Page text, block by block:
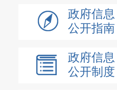
政府信息
公开指南
政府信息
公开制度